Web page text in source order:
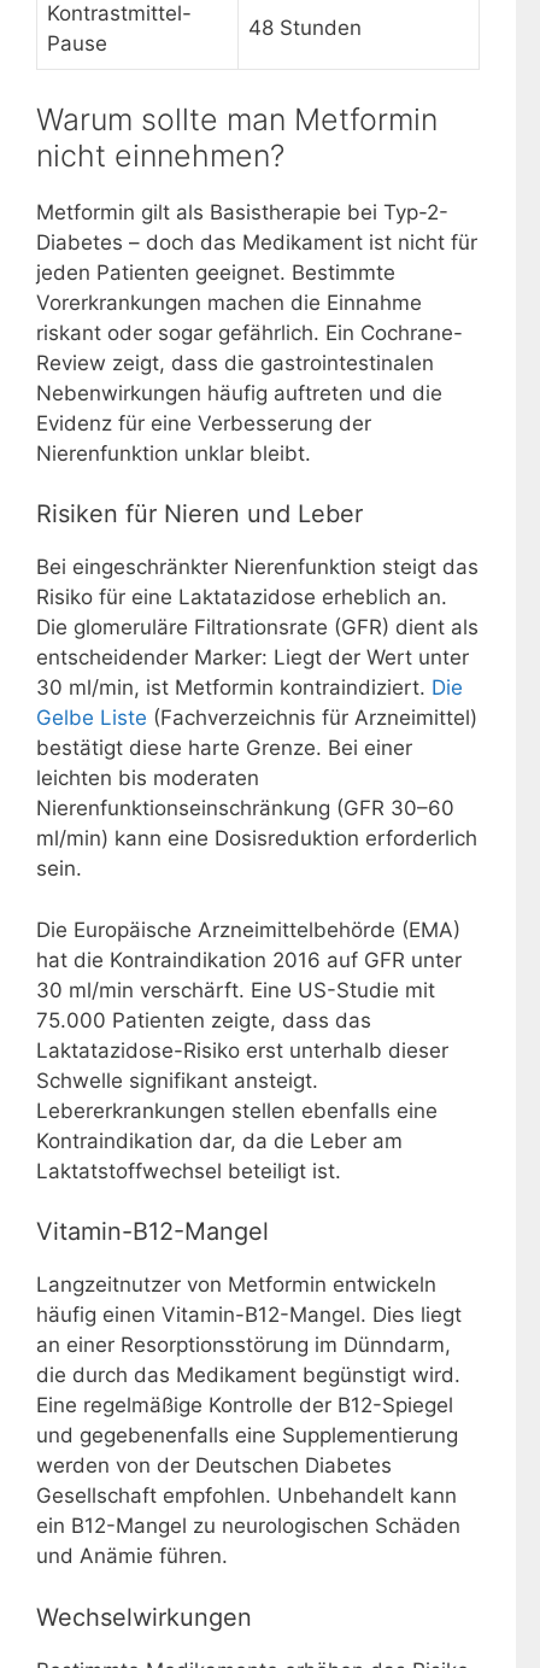
Kontrastmittel-
Pause
48 Stunden
Warum sollte man Metformin
nicht einnehmen?
Metformin gilt als Basistherapie bei Typ-2-
Diabetes – doch das Medikament ist nicht für
jeden Patienten geeignet. Bestimmte
Vorerkrankungen machen die Einnahme
riskant oder sogar gefährlich. Ein Cochrane-
Review zeigt, dass die gastrointestinalen
Nebenwirkungen häufig auftreten und die
Evidenz für eine Verbesserung der
Nierenfunktion unklar bleibt.
Risiken für Nieren und Leber
Bei eingeschränkter Nierenfunktion steigt das
Risiko für eine Laktatazidose erheblich an.
Die glomeruläre Filtrationsrate (GFR) dient als
entscheidender Marker: Liegt der Wert unter
30 ml/min, ist Metformin kontraindiziert. Die
Gelbe Liste (Fachverzeichnis für Arzneimittel)
bestätigt diese harte Grenze. Bei einer
leichten bis moderaten
Nierenfunktionseinschränkung (GFR 30–60
ml/min) kann eine Dosisreduktion erforderlich
sein.
Die Europäische Arzneimittelbehörde (EMA)
hat die Kontraindikation 2016 auf GFR unter
30 ml/min verschärft. Eine US-Studie mit
75.000 Patienten zeigte, dass das
Laktatazidose-Risiko erst unterhalb dieser
Schwelle signifikant ansteigt.
Lebererkrankungen stellen ebenfalls eine
Kontraindikation dar, da die Leber am
Laktatstoffwechsel beteiligt ist.
Vitamin-B12-Mangel
Langzeitnutzer von Metformin entwickeln
häufig einen Vitamin-B12-Mangel. Dies liegt
an einer Resorptionsstörung im Dünndarm,
die durch das Medikament begünstigt wird.
Eine regelmäßige Kontrolle der B12-Spiegel
und gegebenenfalls eine Supplementierung
werden von der Deutschen Diabetes
Gesellschaft empfohlen. Unbehandelt kann
ein B12-Mangel zu neurologischen Schäden
und Anämie führen.
Wechselwirkungen